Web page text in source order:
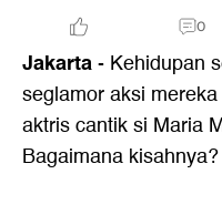
0
Jakarta- Kehidupan
seglamor aksi
aktris cantik si Maria
Bagaimana kisahnya?